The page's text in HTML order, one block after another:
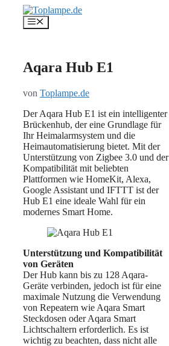
Inhalt
springen
Menü
Aqara Hub E1
von Toplampe.de
Der Aqara Hub E1 ist ein intelligenter
Brückenhub, der eine Grundlage für
Ihr Heimalarmsystem und die
Heimautomatisierung bietet. Mit der
Unterstützung von Zigbee 3.0 und der
Kompatibilität mit beliebten
Plattformen wie HomeKit, Alexa,
Google Assistant und IFTTT ist der
Hub E1 eine ideale Wahl für ein
modernes Smart Home.
Unterstützung und Kompatibilität
von Geräten
Der Hub kann bis zu 128 Aqara-
Geräte verbinden, jedoch ist für eine
maximale Nutzung die Verwendung
von Repeatern wie Aqara Smart
Steckdosen oder Aqara Smart
Lichtschaltern erforderlich. Es ist
wichtig zu beachten, dass nicht alle